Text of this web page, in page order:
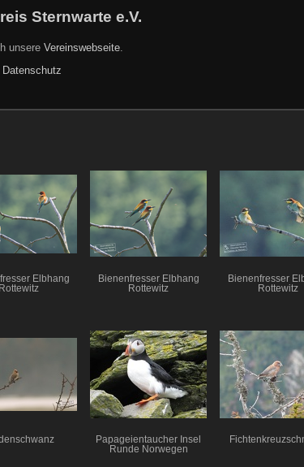
Sternwarte e.V.
unsere Vereinswebseite.
Elbhang
Rottewitz
Bienenfresser Elbhang
Rottewitz
Bienenfresser
Rottewitz
Papageientaucher Insel
Runde Norwegen